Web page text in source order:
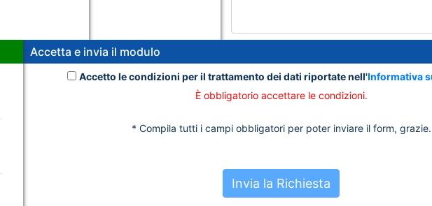
Accetta e invia il modulo
Accetto le condizioni per il trattamento dei dati riportate nell'Informativa
È obbligatorio accettare le condizioni.
* Compila tutti i campi obbligatori per poter inviare il form, grazie.